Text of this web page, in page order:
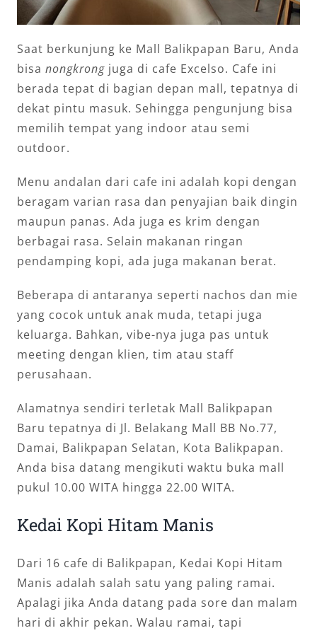
Saat berkunjung ke Mall Balikpapan Baru, Anda
bisa nongkrong juga di cafe Excelso. Cafe ini
berada tepat di bagian depan mall, tepatnya di
dekat pintu masuk. Sehingga pengunjung bisa
memilih tempat yang indoor atau semi
outdoor.
Menu andalan dari cafe ini adalah kopi dengan
beragam varian rasa dan penyajian baik dingin
maupun panas. Ada juga es krim dengan
berbagai rasa. Selain makanan ringan
pendamping kopi, ada juga makanan berat.
Beberapa di antaranya seperti nachos dan mie
yang cocok untuk anak muda, tetapi juga
keluarga. Bahkan, vibe-nya juga pas untuk
meeting dengan klien, tim atau staff
perusahaan.
Alamatnya sendiri terletak Mall Balikpapan
Baru tepatnya di Jl. Belakang Mall BB No.77,
Damai, Balikpapan Selatan, Kota Balikpapan.
Anda bisa datang mengikuti waktu buka mall
pukul 10.00 WITA hingga 22.00 WITA.
Kedai Kopi Hitam Manis
Dari 16 cafe di Balikpapan, Kedai Kopi Hitam
Manis adalah salah satu yang paling ramai.
Apalagi jika Anda datang pada sore dan malam
hari di akhir pekan. Walau ramai, tapi